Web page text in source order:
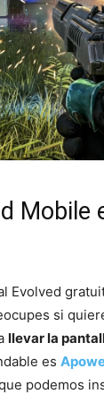
Mobile
Evolved
si
llevar la
es
podemos